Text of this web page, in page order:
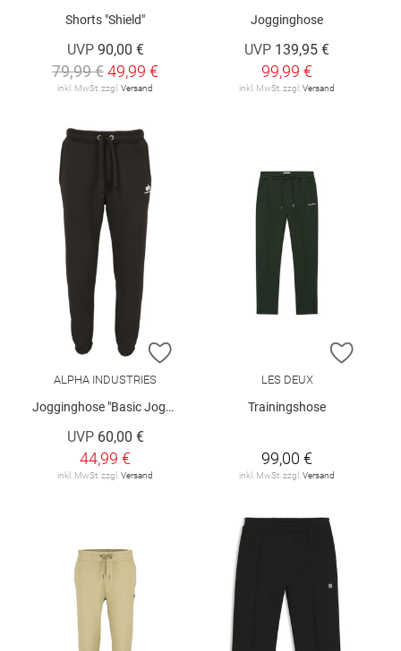
Shorts "Shield"
UVP 90,00 €
79,99 €49,99 €
inkl. MwSt. zzgl. Versand
Jogginghose
UVP 139,95 €
99,99 €
inkl. MwSt. zzgl. Versand
ZUR WUNSCHLISTE HINZUFÜGEN
ALPHA INDUSTRIES
Jogginghose "Basic Jogger Small Logo II"
UVP 60,00 €
44,99 €
inkl. MwSt. zzgl. Versand
ZUR
LES DEUX
Trainingshose
99,00 €
inkl. MwSt. zzgl. Versand